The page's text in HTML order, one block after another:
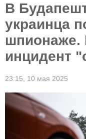
В
украинца
шпионаже.
инцидент
23:15, 10 мая 2025